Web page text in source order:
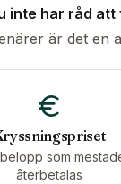
inte har råd att
är det en
som
återbetalas